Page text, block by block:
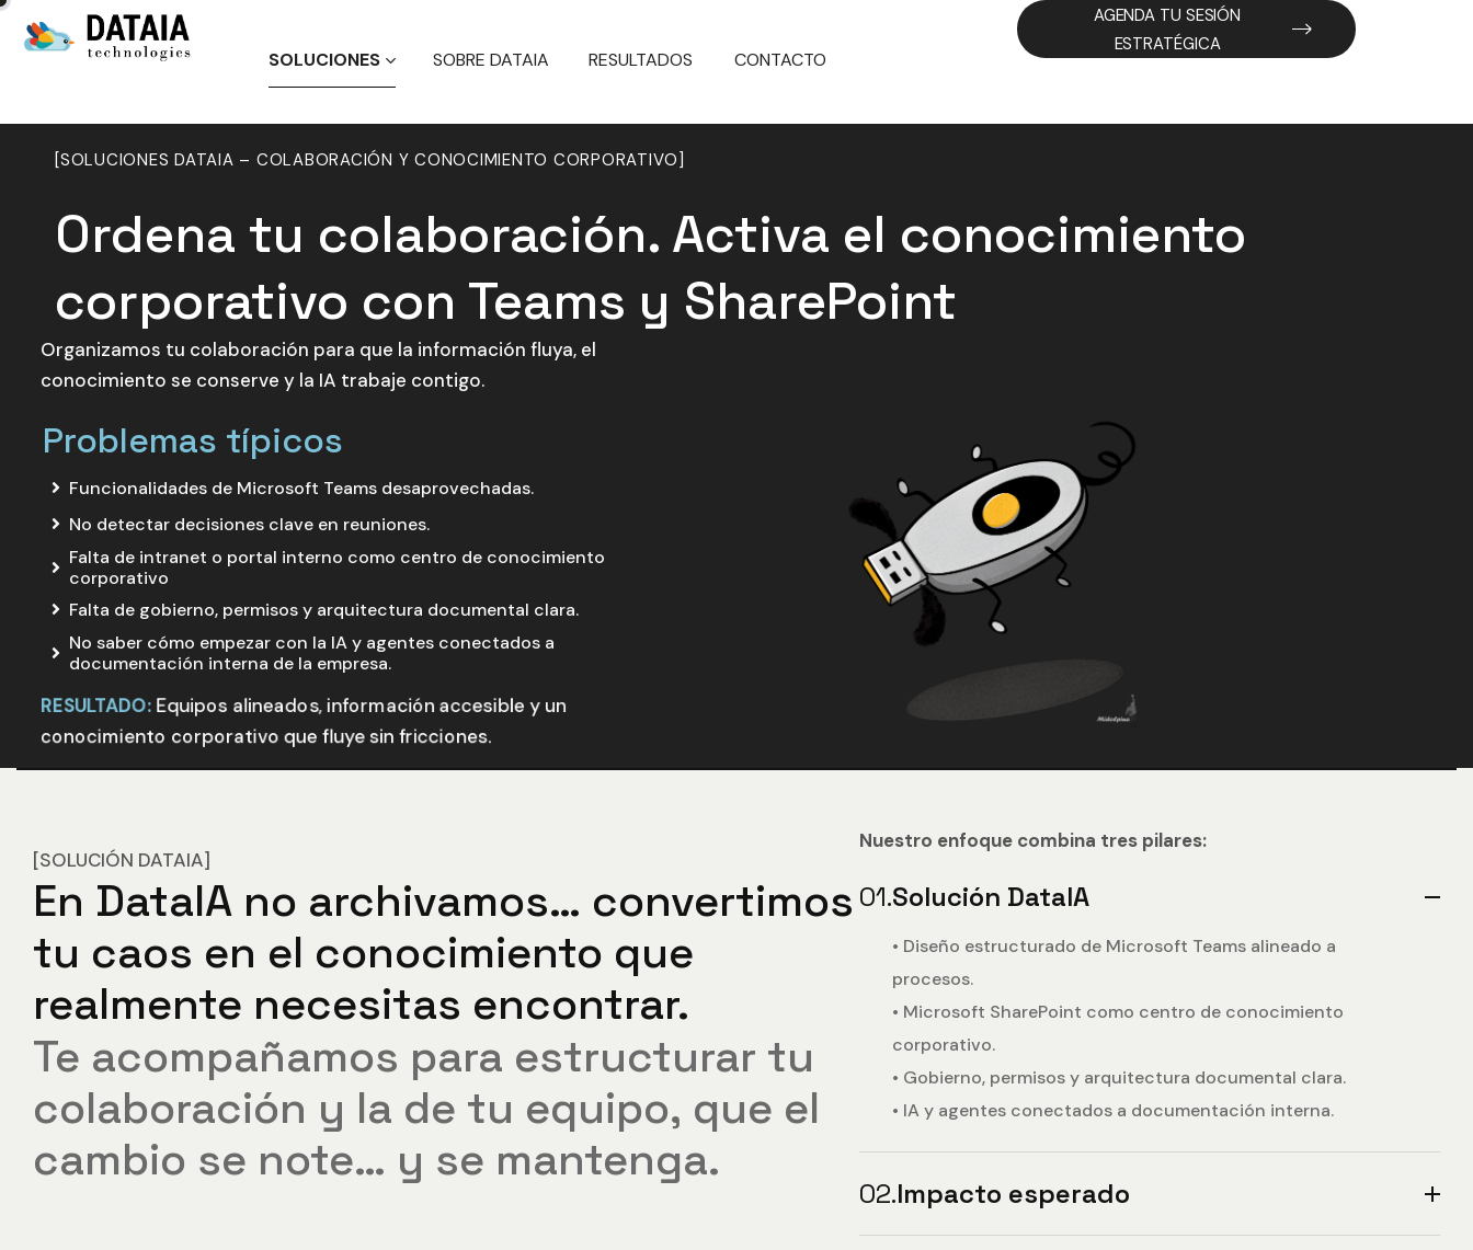
SOLUCIONES SOBRE DATAIA RESULTADOS CONTACTO
AGENDA TU SESIÓN
ESTRATÉGICA
[SOLUCIONES DATAIA – COLABORACIÓN Y CONOCIMIENTO CORPORATIVO]
Ordena tu colaboración. Activa el conocimiento
corporativo con Teams y SharePoint
Organizamos tu colaboración para que la información fluya, el
conocimiento se conserve y la IA trabaje contigo.
Problemas típicos
Funcionalidades de Microsoft Teams desaprovechadas.
No detectar decisiones clave en reuniones.
Falta de intranet o portal interno como centro de conocimiento
corporativo
Falta de gobierno, permisos y arquitectura documental clara.
No saber cómo empezar con la IA y agentes conectados a
documentación interna de la empresa.
RESULTADO: Equipos alineados, información accesible y un
conocimiento corporativo que fluye sin fricciones.
[SOLUCIÓN DATAIA]
En DataIA no archivamos… convertimos
tu caos en el conocimiento que
realmente necesitas encontrar.
Te acompañamos para estructurar tu
colaboración y la de tu equipo, que el
cambio se note… y se mantenga.
Nuestro enfoque combina tres pilares:
01.Solución DataIA
• Diseño estructurado de Microsoft Teams alineado a
procesos.
• Microsoft SharePoint como centro de conocimiento
corporativo.
• Gobierno, permisos y arquitectura documental clara.
• IA y agentes conectados a documentación interna.
02.Impacto esperado